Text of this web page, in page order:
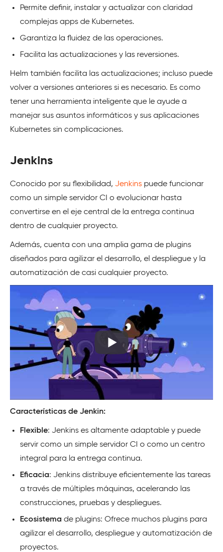
Permite definir, instalar y actualizar con claridad
complejas apps de Kubernetes.
Garantiza la fluidez de las operaciones.
Facilita las actualizaciones y las reversiones.
Helm también facilita las actualizaciones; incluso puede
volver a versiones anteriores si es necesario. Es como
tener una herramienta inteligente que le ayude a
manejar sus asuntos informáticos y sus aplicaciones
Kubernetes sin complicaciones.
Jenkins
Conocido por su flexibilidad, Jenkins puede funcionar
como un simple servidor CI o evolucionar hasta
convertirse en el eje central de la entrega continua
dentro de cualquier proyecto.
Además, cuenta con una amplia gama de plugins
diseñados para agilizar el desarrollo, el despliegue y la
automatización de casi cualquier proyecto.
Características de Jenkin:
Flexible: Jenkins es altamente adaptable y puede
servir como un simple servidor CI o como un centro
integral para la entrega continua.
Eficacia: Jenkins distribuye eficientemente las tareas
a través de múltiples máquinas, acelerando las
construcciones, pruebas y despliegues.
Ecosistema de plugins: Ofrece muchos plugins para
agilizar el desarrollo, despliegue y automatización de
proyectos.